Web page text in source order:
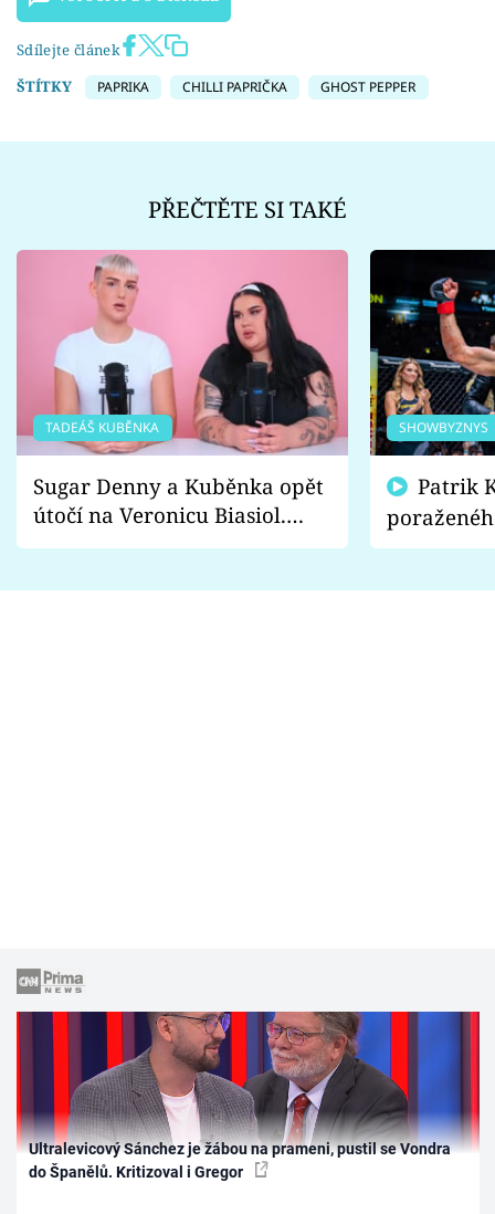
Sdílejte článek
ŠTÍTKY
PAPRIKA CHILLI PAPRIČKA GHOST PEPPER
PŘEČTĚTE SI TAKÉ
TADEÁŠ KUBĚNKA
Sugar Denny a Kuběnka opět
útočí na Veronicu Biasiol.
Proč je podle nich falešná a
SHOWBYZNYS
fanoušci
Ultralevicový Sánchez je žábou na prameni, pustil se Vondra
do Španělů. Kritizoval i Gregor